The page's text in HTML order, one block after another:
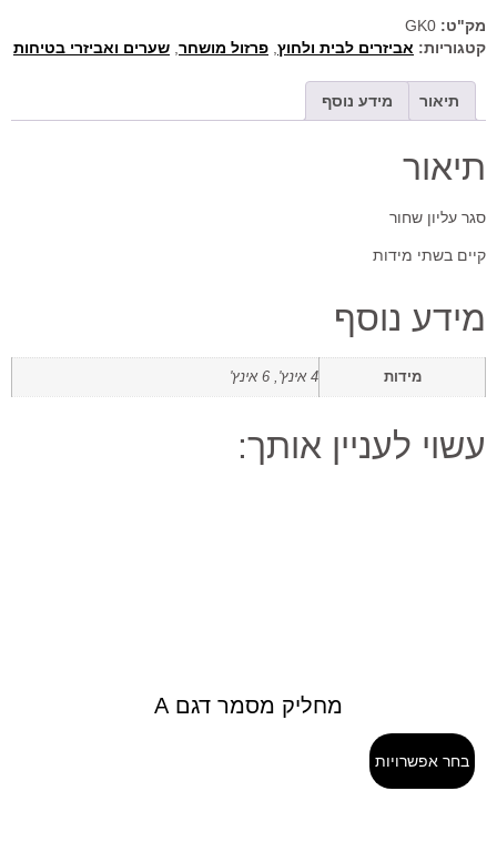
מק"ט:GK0
קטגוריות: אביזרים לבית ולחוץ,פרזול מושחר,שערים ואביזרי בטיחות
תיאור מידע נוסף
תיאור
סגר עליון שחור
קיים בשתי מידות
מידע נוסף
מידות
עשוי לעניין אותך:
מחליק מסמר דגם A
בחר אפשרויות